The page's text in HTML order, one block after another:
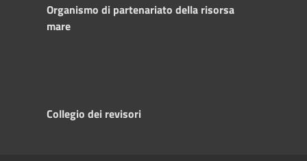
Organismo di partenariato della risorsa
mare
Collegio dei revisori